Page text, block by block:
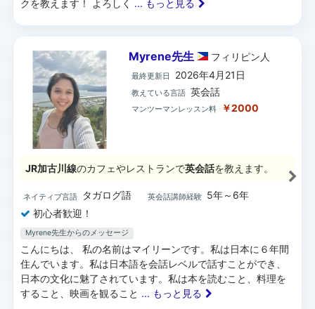
クを教えます！ よろしく ... もっと見る
Myrene先生 フィリピン 人
最終更新日 2026年4月21日
教えている言語 英会話
マンツーマンレッスン料 ￥2000
JR加古川線のカフェやレストランで英会話を教えます。
ネイティブ言語 タガログ語 英会話講師経験
5年～6年
初心者歓迎！
Myrene先生からのメッセージ
こんにちは、 私の名前はマイリーンです。私は日本に６年間
住んでいます。私は日本語を会話レベルで話すことができ、
日本の文化に魅了されています。私は本を読むこと、料理を
すること、映画を観ること ... もっと見る